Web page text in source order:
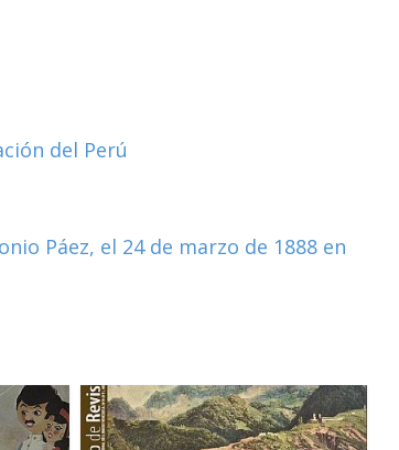
del Perú
Páez, el 24 de marzo de 1888 en